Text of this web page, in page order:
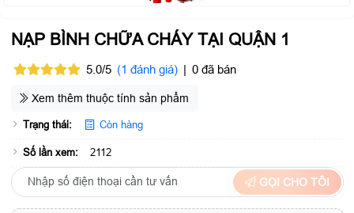
NẠP BÌNH CHỮA CHÁY TẠI QUẬN 1
5.0/5 (1 đánh giá) 0 đã bán
Xem thêm thuộc tính sản phẩm
Trạng thái: Còn hàng
Số lần xem: 2112
GỌI CHO TÔI